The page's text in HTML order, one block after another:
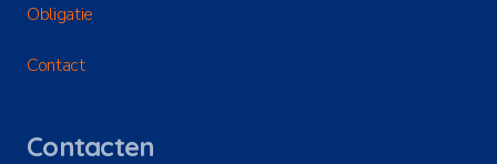
Obligatie
Contact
Contacten